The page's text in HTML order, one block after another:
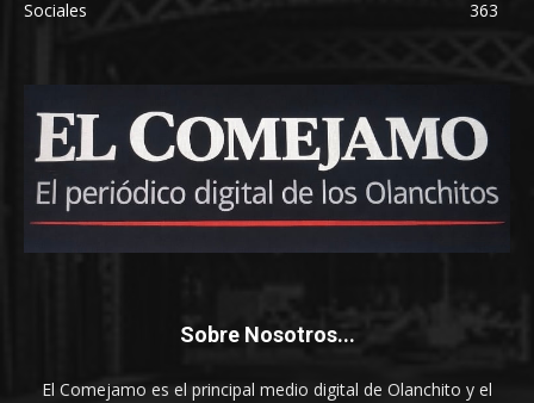
Sociales
363
Sobre Nosotros...
El Comejamo es el principal medio digital de Olanchito y el